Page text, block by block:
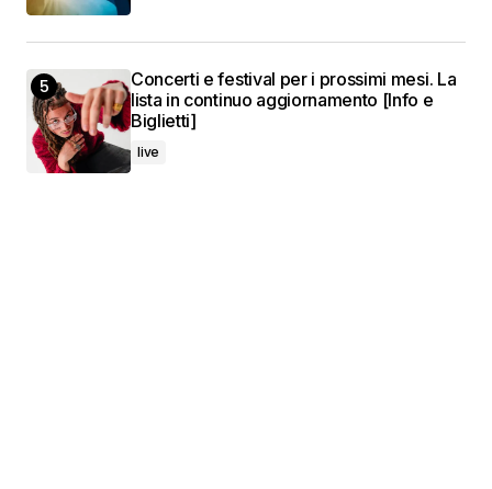
Concerti e festival per i prossimi mesi. La
lista in continuo aggiornamento [Info e
Biglietti]
live